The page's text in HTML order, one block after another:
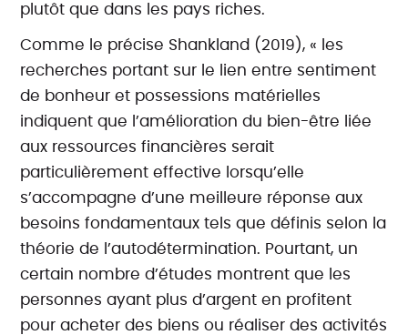
plutôt que dans les pays riches.
Comme le précise Shankland (2019), « les
recherches portant sur le lien entre sentiment
de bonheur et possessions matérielles
indiquent que l’amélioration du bien-être liée
aux ressources financières serait
particulièrement effective lorsqu’elle
s’accompagne d’une meilleure réponse aux
besoins fondamentaux tels que définis selon la
théorie de l’autodétermination. Pourtant, un
certain nombre d’études montrent que les
personnes ayant plus d’argent en profitent
pour acheter des biens ou réaliser des activités